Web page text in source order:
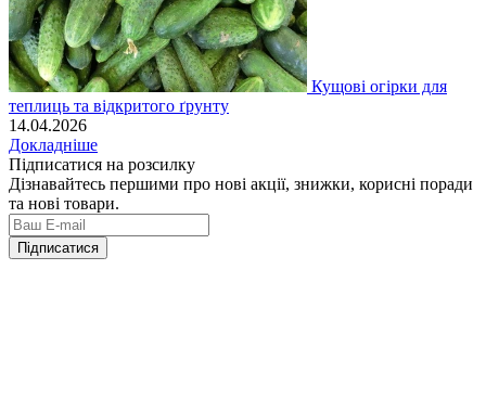
Кущові огірки для
теплиць та відкритого ґрунту
14.04.2026
Докладніше
Підписатися на розсилку
Дізнавайтесь першими про нові акції, знижки, корисні поради
та нові товари.
Підписатися